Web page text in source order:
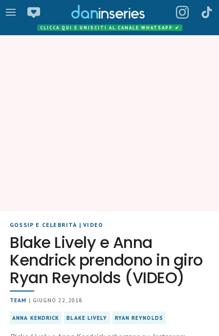
CLICCA QUI E UNISCITI AL CANALE WHATSAPP ✔
GOSSIP E CELEBRITÀ |VIDEO
Blake Lively e Anna
Kendrick prendono in giro
Ryan Reynolds (VIDEO)
TEAM | GIUGNO 22, 2018
ANNA KENDRICK BLAKE LIVELY RYAN REYNOLDS